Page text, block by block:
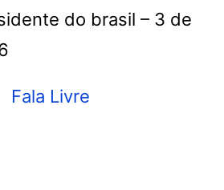
do brasil – 3 de